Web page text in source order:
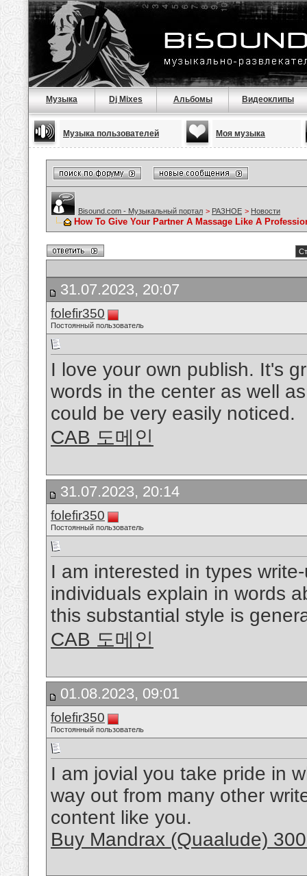
Музыка Dj Mixes Альбомы Видеоклипы
Музыка пользователей Моя музыка
Bisound.com - Музыкальный портал > РАЗНОЕ > Новости
How To Give Your Partner A Massage Like A
31.07.2023, 20:07
folefir350
Постоянный пользователь
I love your own publish. It's
words in the center as well
could be very easily noticed.
CAB 도메인
31.07.2023, 20:14
folefir350
Постоянный пользователь
I am interested in types
individuals explain in words
this substantial style is
CAB 도메인
01.08.2023, 09:01
folefir350
Постоянный пользователь
I am jovial you take pride in
way out from many other
content like you.
Buy Mandrax (Quaalude)